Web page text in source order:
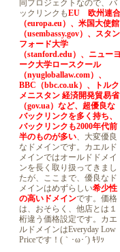
同プロジェクトなので、バ
ックリンクもEU 欧州連合
（europa.eu）、米国大使館
（usembassy.gov）、スタン
フォード大学
（stanford.edu）、ニューヨ
ーク大学ロースクール
（nyugloballaw.com）、
BBC（bbc.co.uk）、トルク
メニスタン 経済開発貿易省
（gov.ua）など、超優良な
バックリンクを多く持ち、
バックリンクも2000年代前
半のものが多い、大変優良
なドメインです。カエルド
メインではオールドドメイ
ンを長く取り扱ってきまし
たが、ここまで、優良なド
メインはめずらしい希少性
の高いドメインです。価格
は、おそらく、他店とは１
桁違う価格設定です。カエ
ルドメインはEveryday Low
Priceです！(｀･ω･´) ｷﾘｯ